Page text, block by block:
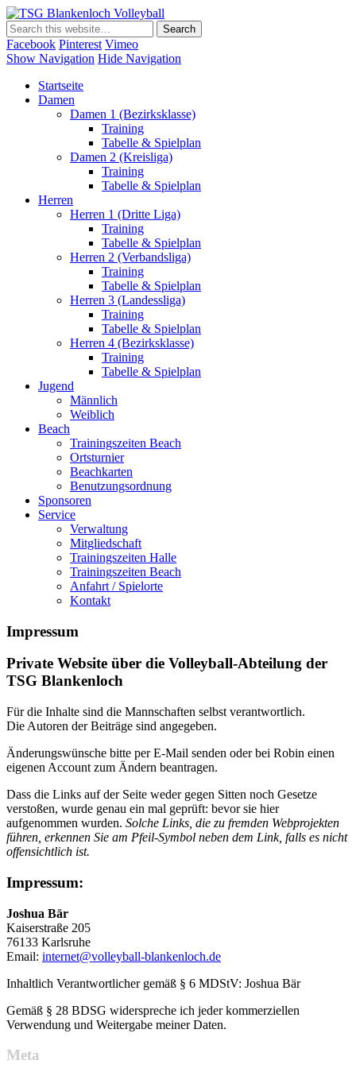
Volleyball Dritte Liga
Facebook Pinterest Vimeo
Show Navigation Hide Navigation
Startseite
Damen
Damen 1 (Bezirksklasse)
Training
Tabelle & Spielplan
Damen 2 (Kreisliga)
Training
Tabelle & Spielplan
Herren
Herren 1 (Dritte Liga)
Training
Tabelle & Spielplan
Herren 2 (Verbandsliga)
Training
Tabelle & Spielplan
Herren 3 (Landessliga)
Training
Tabelle & Spielplan
Herren 4 (Bezirksklasse)
Training
Tabelle & Spielplan
Jugend
Männlich
Weiblich
Beach
Trainingszeiten Beach
Ortsturnier
Beachkarten
Benutzungsordnung
Sponsoren
Service
Verwaltung
Mitgliedschaft
Trainingszeiten Halle
Trainingszeiten Beach
Anfahrt / Spielorte
Kontakt
Impressum
Private Website über die Volleyball-Abteilung der
TSG Blankenloch
Für die Inhalte sind die Mannschaften selbst verantwortlich.
Die Autoren der Beiträge sind angegeben.
Änderungswünsche bitte per E-Mail senden oder bei Robin einen
eigenen Account zum Ändern beantragen.
Dass die Links auf der Seite weder gegen Sitten noch Gesetze
verstoßen, wurde genau ein mal geprüft: bevor sie hier
aufgenommen wurden. Solche Links, die zu fremden Webprojekten
führen, erkennen Sie am Pfeil-Symbol neben dem Link, falls es nicht
offensichtlich ist.
Impressum:
Joshua Bär
Kaiserstraße 205
76133 Karlsruhe
Email: internet@volleyball-blankenloch.de
Inhaltlich Verantwortlicher gemäß § 6 MDStV: Joshua Bär
Gemäß § 28 BDSG widerspreche ich jeder kommerziellen
Verwendung und Weitergabe meiner Daten.
Meta